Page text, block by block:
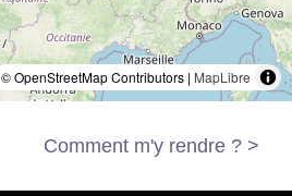
© OpenStreetMap Contributors | MapLibre
Comment m'y rendre ? >